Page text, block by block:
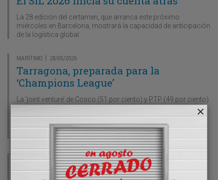
La 28 edición del certamen, que arranca este próximo
miércoles en Barcelona, mostrará la capacidad de anticipación
de la logística global.
MARÍTIMO | 28/05/2026
Tarragona, preparada para la
‘Champions League’
La ‘joint venture’ de Cosco (51 por ciento) y PTP (49 por ciento)
ocupará la total de la concesión del muelle de Andalucía,
incluyendo la instalación ferroviaria de La Boella, para la
terminal polivalente, que estará completamente operativa a
finales de 2028.
27/05/2026
Calsina Carré abre su ‘hub’ en Algeciras